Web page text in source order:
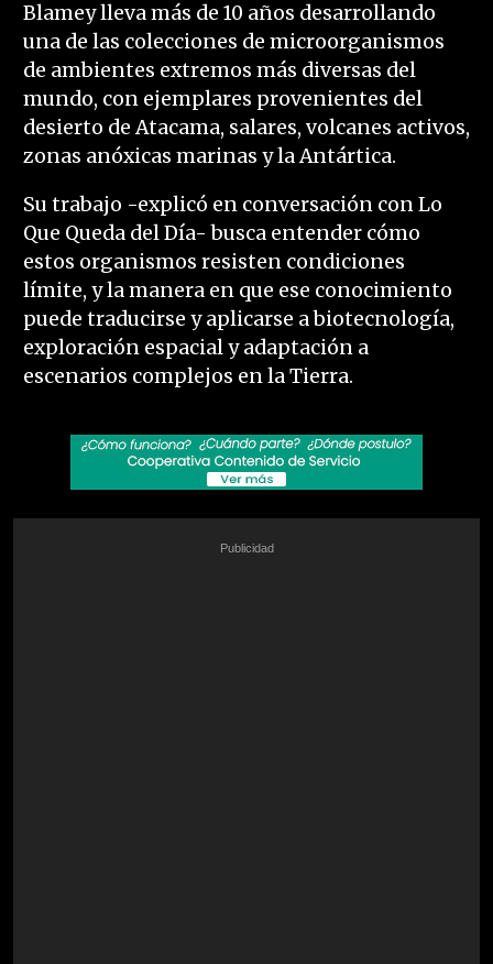
Blamey lleva más de 10 años desarrollando
una de las colecciones de microorganismos
de ambientes extremos más diversas del
mundo, con ejemplares provenientes del
desierto de Atacama, salares, volcanes activos,
zonas anóxicas marinas y la Antártica.
Su trabajo -explicó en conversación con Lo
Que Queda del Día- busca entender cómo
estos organismos resisten condiciones
límite, y la manera en que ese conocimiento
puede traducirse y aplicarse a biotecnología,
exploración espacial y adaptación a
escenarios complejos en la Tierra.